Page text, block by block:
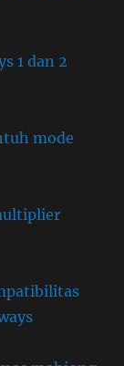
1 dan 2
mode